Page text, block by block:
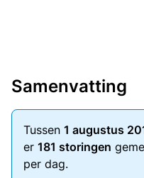
Samenvatting
Tussen 1 augustus
er 181 storingen
per dag.